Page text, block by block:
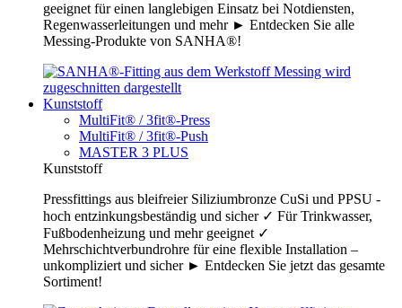
geeignet für einen langlebigen Einsatz bei Notdiensten,
Regenwasserleitungen und mehr ► Entdecken Sie alle
Messing-Produkte von SANHA®!
Kunststoff
MultiFit® / 3fit®-Press
MultiFit® / 3fit®-Push
MASTER 3 PLUS
Kunststoff
Pressfittings aus bleifreier Siliziumbronze CuSi und PPSU -
hoch entzinkungsbeständig und sicher ✓ Für Trinkwasser,
Fußbodenheizung und mehr geeignet ✓
Mehrschichtverbundrohre für eine flexible Installation –
unkompliziert und sicher ► Entdecken Sie jetzt das gesamte
Sortiment!